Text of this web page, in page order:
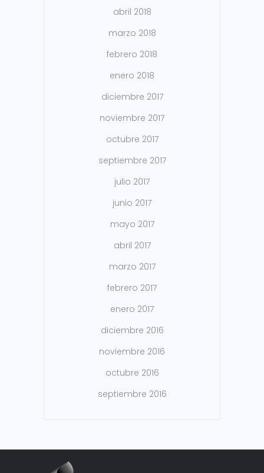
abril 2018
marzo 2018
febrero 2018
enero 2018
diciembre 2017
noviembre 2017
octubre 2017
septiembre 2017
julio 2017
junio 2017
mayo 2017
abril 2017
marzo 2017
febrero 2017
enero 2017
diciembre 2016
noviembre 2016
octubre 2016
septiembre 2016